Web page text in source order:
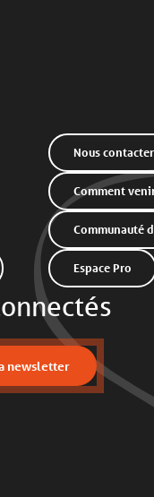
Nous contacter
Comment
Communauté
Espace Pro
newsletter